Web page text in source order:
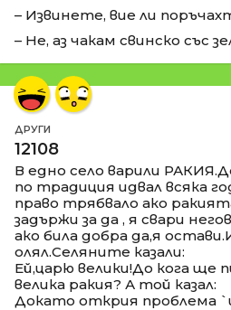
– Извинете, вие ли
– Не, аз чакам свинско със
ДРУГИ
12108
В едно село варили
по традиция идвал всяка
право трябвало ако
задържи за да , я свари
ако била добра да,я
олял.Селяните казали:
Ей,царю велики!До кога
велика ракия? А той казал:
Докато открия проблема